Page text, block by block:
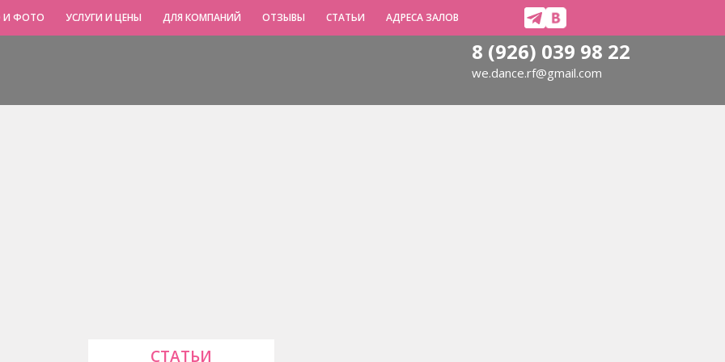
8 (926) 039 98 22
we.dance.rf@gmail.com
И ФОТО УСЛУГИ И ЦЕНЫ ДЛЯ КОМПАНИЙ ОТЗЫВЫ СТАТЬИ АДРЕСА ЗАЛОВ
СТАТЬИ